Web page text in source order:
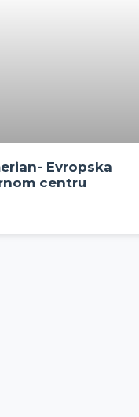
Evropska
centru